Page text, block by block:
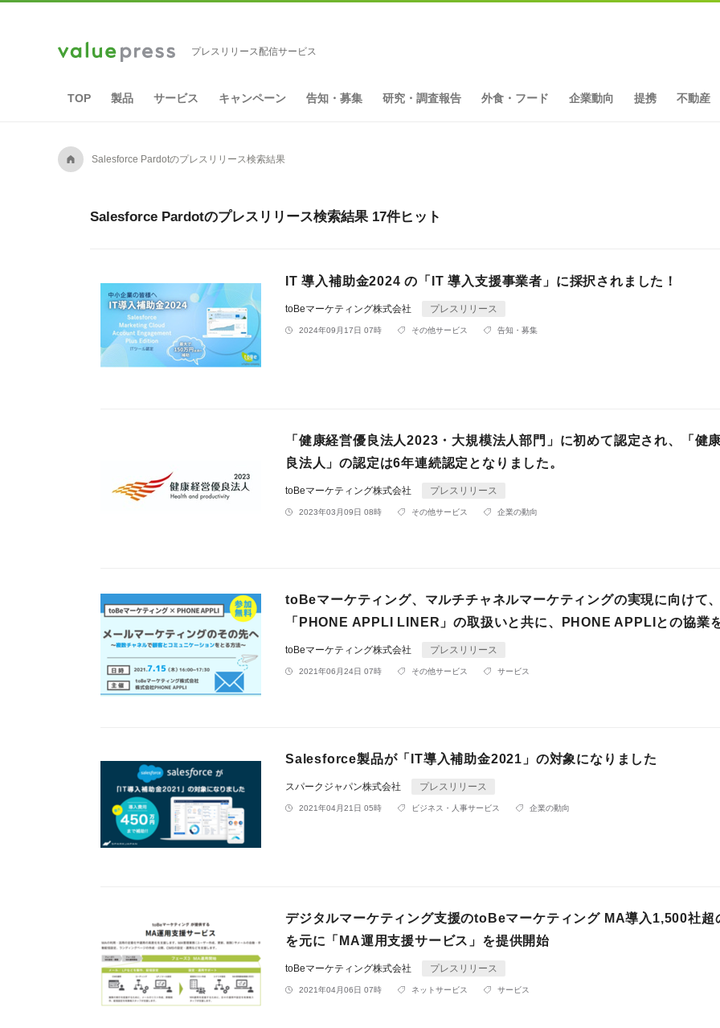
プレスリリース配信サービス
TOP 製品 サービス キャンペーン 告知・募集 研究・調査報告 外食・フード 企業動向 提携 不動産
A Salesforce Pardotのプレスリリース検索結果
Salesforce Pardotのプレスリリース検索結果 17件ヒット
IT 導入補助金2024 の「IT 導入支援事業者」に採択されました！
toBeマーケティング株式会社 プレスリリース
2024年09月17日 07時 その他サービス 告知・募集
「健康経営優良法人2023・大規模法人部門」に初めて認定され、「健
良法人」の認定は6年連続認定となりました。
toBeマーケティング株式会社 プレスリリース
2023年03月09日 08時 その他サービス 企業の動向
toBeマーケティング、マルチチャネルマーケティングの実現に向けて、
「PHONE APPLI LINER」の取扱いと共に、PHONE APPLIとの協業
toBeマーケティング株式会社 プレスリリース
2021年06月24日 07時 その他サービス サービス
Salesforce製品が「IT導入補助金2021」の対象になりました
スパークジャパン株式会社 プレスリリース
2021年04月21日 05時 ビジネス・人事サービス 企業の動向
デジタルマーケティング支援のtoBeマーケティング MA導入1,500社超
を元に「MA運用支援サービス」を提供開始
toBeマーケティング株式会社 プレスリリース
2021年04月06日 07時 ネットサービス サービス